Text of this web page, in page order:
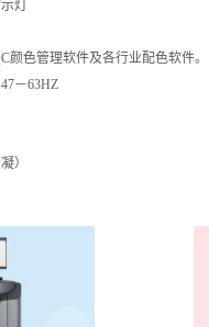
灯
色管理软件及各行业配色软件。
－63HZ
）